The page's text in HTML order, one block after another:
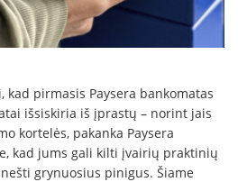
kad pirmasis Paysera bankomatas
išsiskiria iš įprastų – norint jais
kortelės, pakanka Paysera
kad jums gali kilti įvairių praktinių
grynuosius pinigus. Šiame